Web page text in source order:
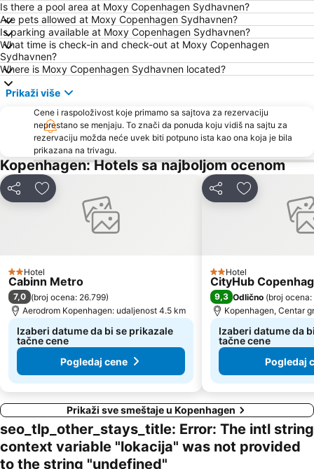
Is there a pool area at Moxy Copenhagen Sydhavnen?
Are pets allowed at Moxy Copenhagen Sydhavnen?
Is parking available at Moxy Copenhagen Sydhavnen?
What time is check-in and check-out at Moxy Copenhagen
Sydhavnen?
Where is Moxy Copenhagen Sydhavnen located?
Prikaži više
Cene i raspoloživost koje primamo sa sajtova za rezervaciju
neprestano se menjaju. To znači da ponuda koju vidiš na sajtu za
rezervaciju možda neće uvek biti potpuno ista kao ona koja je bila
prikazana na trivagu.
Kopenhagen: Hotels sa najboljom ocenom
Deli Dodati u favorite
2 Zvezdice
Hotel
Cabinn Metro
7,0 (broj ocena: 26.799)
Aerodrom Kopenhagen: udaljenost 4.5 km
Izaberi datume da bi se prikazale
tačne cene
Pogledaj cene
Deli Dodati u
2 Zvezdice
Hotel
CityHub
9,3 Odlično (broj
Kopenhagen, Centar
Izaberi datume da
tačne cene
Pogledaj
Prikaži sve smeštaje u Kopenhagen
seo_tlp_other_stays_title: Error: The intl string
context variable "lokacija" was not provided
to the string "undefined"